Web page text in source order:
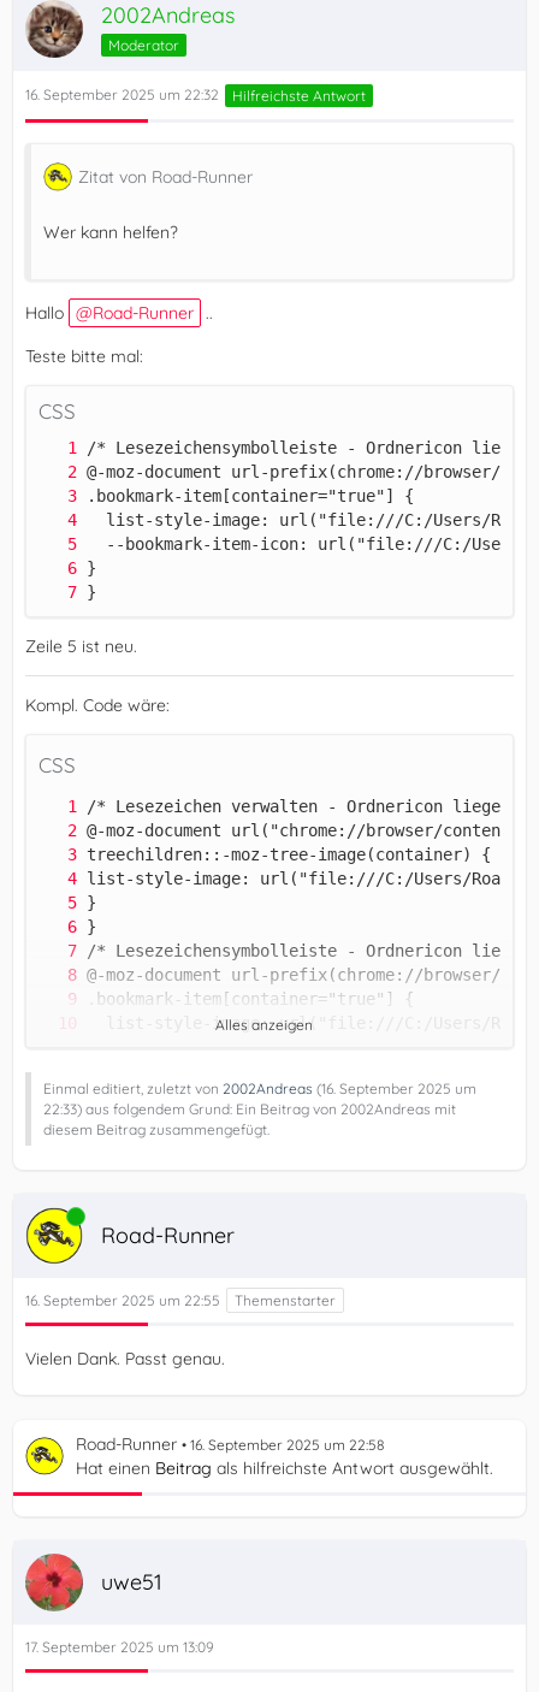
2002Andreas
Moderator
16. September 2025 um 22:32 Hilfreichste Antwort
Zitat von Road-Runner
Wer kann helfen?
Hallo Road-Runner
..
Teste bitte mal:
CSS
}
Zeile 5 ist neu.
Kompl. Code wäre:
CSS
Alles anzeigen
Einmal editiert, zuletzt von 2002Andreas (16. September 2025 um
22:33) aus folgendem Grund: Ein Beitrag von 2002Andreas mit
diesem Beitrag zusammengefügt.
Online
Road-Runner
16. September 2025 um 22:55
Vielen Dank. Passt genau.
Road-Runner 16. September 2025 um 22:58
Hat einen Beitrag als hilfreichste Antwort ausgewählt.
uwe51
17. September 2025 um 13:09